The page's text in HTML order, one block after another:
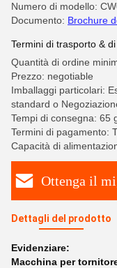
Numero di modello:
Documento: Brochure
Termini di trasporto &
Quantità di ordine
Prezzo: negotiable
Imballaggi particolari:
standard o
Tempi di consegna: 65
Termini di pagamento:
Capacità di
Ottenga il
Dettagli del prodotto
Evidenziare:
Macchina per